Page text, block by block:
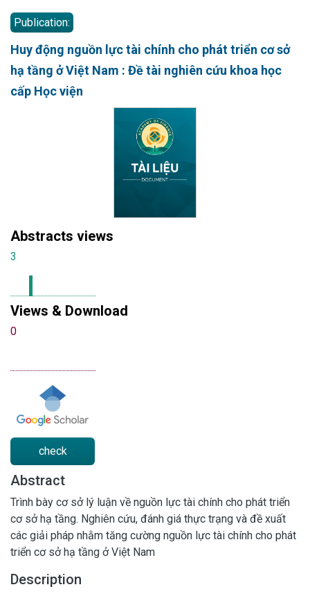
Publication:
Huy động nguồn lực tài chính cho phát triển cơ sở
hạ tầng ở Việt Nam : Đề tài nghiên cứu khoa học
cấp Học viện
Abstracts views
3
Views & Download
0
check
Abstract
Trình bày cơ sở lý luận về nguồn lực tài chính cho phát triển
cơ sở hạ tầng. Nghiên cứu, đánh giá thực trạng và đề xuất
các giải pháp nhằm tăng cường nguồn lực tài chính cho phát
triển cơ sở hạ tầng ở Việt Nam
Description